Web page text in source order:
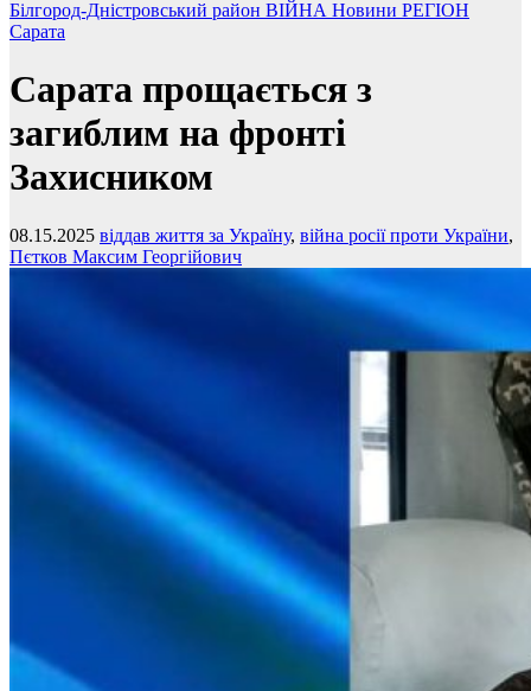
Білгород-Дністровський район ВІЙНА Новини РЕГІОН
Сарата
Сарата прощається з
загиблим на фронті
Захисником
08.15.2025 віддав життя за Україну, війна росії проти України,
Пєтков Максим Георгійович